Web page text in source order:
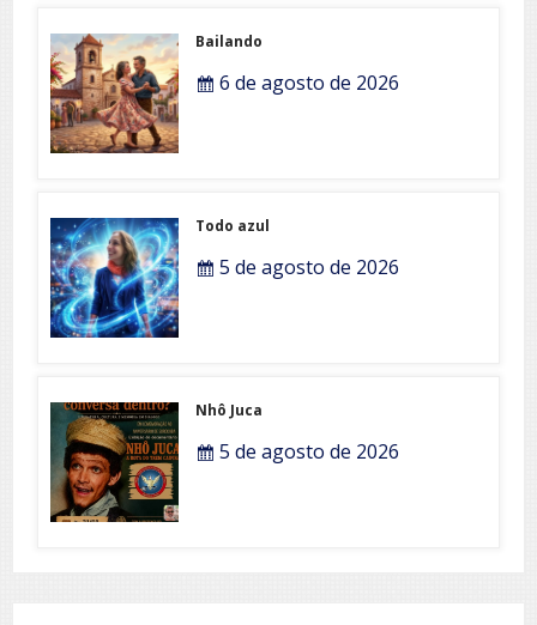
Bailando
6 de agosto de 2026
Todo azul
5 de agosto de 2026
Nhô Juca
5 de agosto de 2026